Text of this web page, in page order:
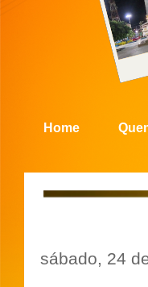
Home
sábado, 24